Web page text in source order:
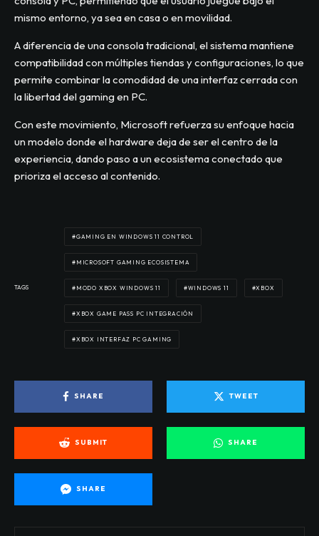
mismo entorno, ya sea en casa o en movilidad.
A diferencia de una consola tradicional, el sistema mantiene
compatibilidad con múltiples tiendas y configuraciones, lo que
permite combinar la comodidad de una interfaz cerrada con
la libertad del gaming en PC.
Con este movimiento, Microsoft refuerza su enfoque hacia
un modelo donde el hardware deja de ser el centro de la
experiencia, dando paso a un ecosistema conectado que
prioriza el acceso al contenido.
TAGS
GAMING EN WINDOWS 11 CONTROL
MICROSOFT GAMING ECOSISTEMA
MODO XBOX WINDOWS 11 WINDOWS 11 XBOX
XBOX GAME PASS PC INTEGRACIÓN
XBOX INTERFAZ PC GAMING
SHARE TWEET
SUBMIT SHARE
SHARE